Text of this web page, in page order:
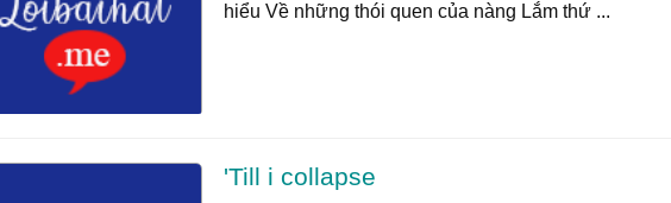
hiểu Về những thói quen của nàng Lắm thứ ...
'Till i collapse